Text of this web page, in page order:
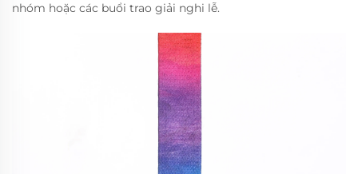
nhóm hoặc các buổi trao giải nghi lễ.